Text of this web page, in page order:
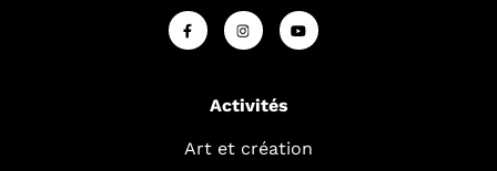
Activités
Art et création